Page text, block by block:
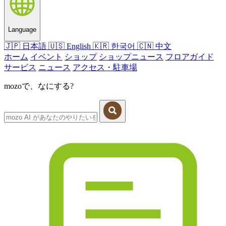
Language
🇯🇵 日本語 🇺🇸 English 🇰🇷 한국어 🇨🇳 中文
ホーム イベント ショップ ショップニュース フロアガイド
サービス ニュース アクセス・駐車場
mozoで、なにする?